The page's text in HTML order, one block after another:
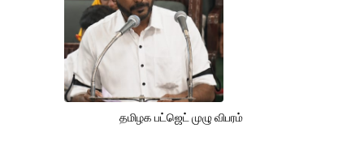
தமிழக பட்ஜெட் முழு விபரம்